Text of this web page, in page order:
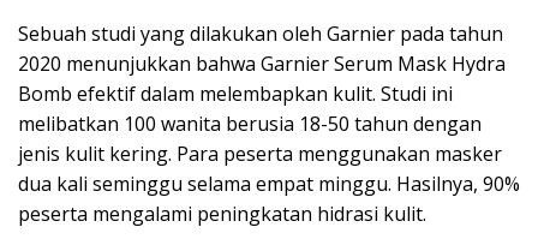
Sebuah studi yang dilakukan oleh Garnier pada tahun
2020 menunjukkan bahwa Garnier Serum Mask Hydra
Bomb efektif dalam melembapkan kulit. Studi ini
melibatkan 100 wanita berusia 18-50 tahun dengan
jenis kulit kering. Para peserta menggunakan masker
dua kali seminggu selama empat minggu. Hasilnya, 90%
peserta mengalami peningkatan hidrasi kulit.